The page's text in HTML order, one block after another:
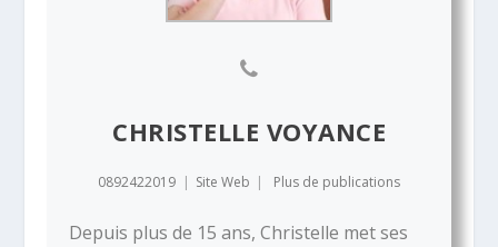
CHRISTELLE VOYANCE
0892422019 | Site Web | Plus de publications
Depuis plus de 15 ans, Christelle met ses